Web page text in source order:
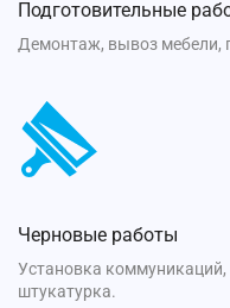
Подготовительные
Демонтаж, вывоз мебели,
Черновые работы
Установка коммуникаций,
штукатурка.